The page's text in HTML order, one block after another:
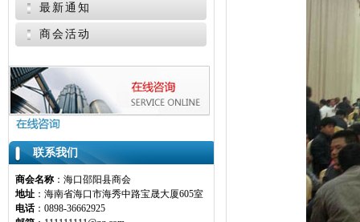
最新通知
商会活动
联系我们
商会名称 ：海口邵阳县商会
地址 ：海南省海口市海秀中路宝晟大厦605室
电话：0898-36662925